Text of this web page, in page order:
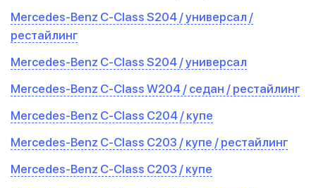
Mercedes-Benz C-Class S204 / универсал /
рестайлинг
Mercedes-Benz C-Class S204 / универсал
Mercedes-Benz C-Class W204 / седан / рестайлинг
Mercedes-Benz C-Class C204 / купе
Mercedes-Benz C-Class C203 / купе / рестайлинг
Mercedes-Benz C-Class C203 / купе